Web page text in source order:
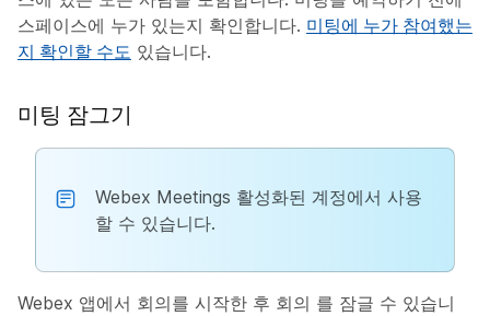
스페이스에 누가 있는지 확인합니다. 미팅에 누가 참여했는
지 확인할 수도 있습니다.
미팅 잠그기
Webex Meetings 활성화된 계정에서 사용
할 수 있습니다.
Webex 앱에서 회의를 시작한 후 회의 를 잠글 수 있습니